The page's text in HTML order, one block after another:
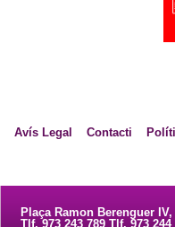
Avís Legal Contacti
Plaça Ramon Berenguer
Tlf. 973 243 789 Tlf. 973